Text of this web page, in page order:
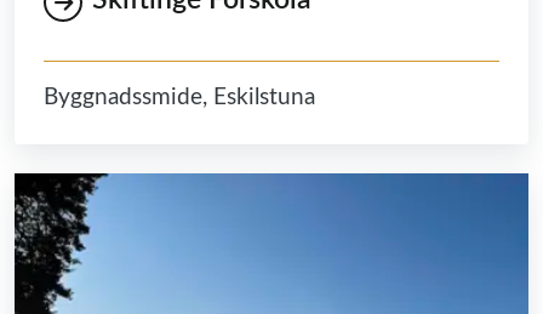
Byggnadssmide, Eskilstuna